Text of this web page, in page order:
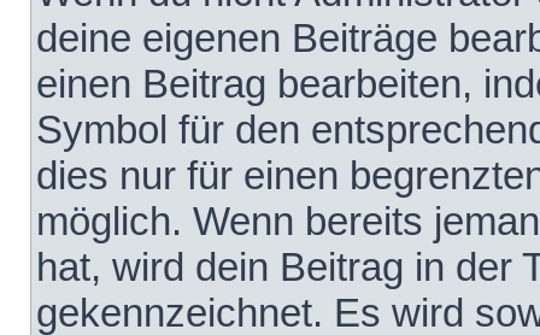
deine eigenen Beiträge
einen Beitrag bearbeiten,
Symbol für den
dies nur für einen
möglich. Wenn bereits
hat, wird dein Beitrag in der
gekennzeichnet. Es wird